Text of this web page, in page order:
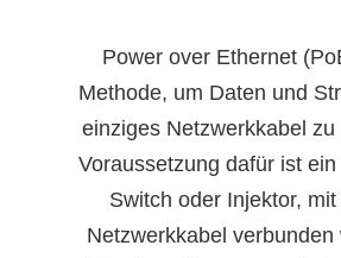
Power over Ethernet
Methode, um Daten und
einziges Netzwerkkabel zu
Voraussetzung dafür ist
Switch oder Injektor,
Netzwerkkabel verbunden